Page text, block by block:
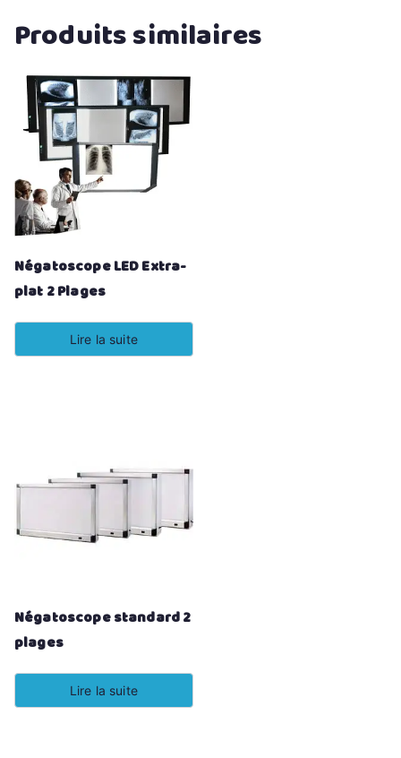
Produits similaires
Négatoscope LED Extra-
plat 2 Plages
Lire la suite
Négatoscope standard 2
plages
Lire la suite